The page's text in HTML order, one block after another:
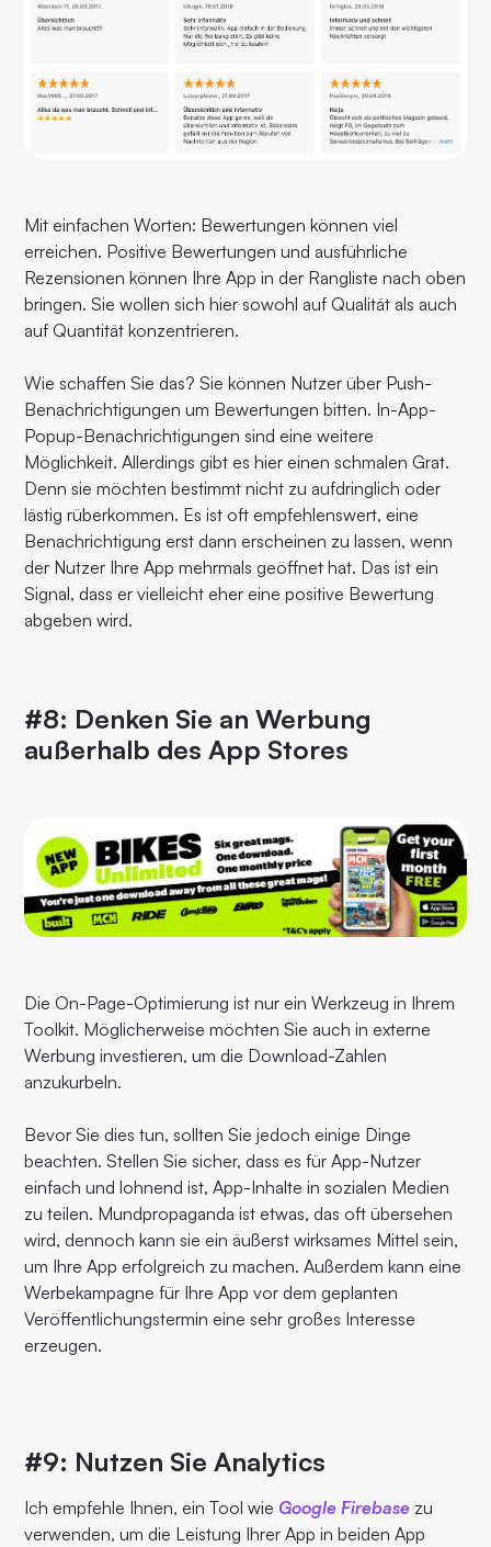
Mit einfachen Worten: Bewertungen können viel
erreichen. Positive Bewertungen und ausführliche
Rezensionen können Ihre App in der Rangliste nach oben
bringen. Sie wollen sich hier sowohl auf Qualität als auch
auf Quantität konzentrieren.
Wie schaffen Sie das? Sie können Nutzer über Push-
Benachrichtigungen um Bewertungen bitten. In-App-
Popup-Benachrichtigungen sind eine weitere
Möglichkeit. Allerdings gibt es hier einen schmalen Grat.
Denn sie möchten bestimmt nicht zu aufdringlich oder
lästig rüberkommen. Es ist oft empfehlenswert, eine
Benachrichtigung erst dann erscheinen zu lassen, wenn
der Nutzer Ihre App mehrmals geöffnet hat. Das ist ein
Signal, dass er vielleicht eher eine positive Bewertung
abgeben wird.
#8: Denken Sie an Werbung
außerhalb des App Stores
Die On-Page-Optimierung ist nur ein Werkzeug in Ihrem
Toolkit. Möglicherweise möchten Sie auch in externe
Werbung investieren, um die Download-Zahlen
anzukurbeln.
Bevor Sie dies tun, sollten Sie jedoch einige Dinge
beachten. Stellen Sie sicher, dass es für App-Nutzer
einfach und lohnend ist, App-Inhalte in sozialen Medien
zu teilen. Mundpropaganda ist etwas, das oft übersehen
wird, dennoch kann sie ein äußerst wirksames Mittel sein,
um Ihre App erfolgreich zu machen. Außerdem kann eine
Werbekampagne für Ihre App vor dem geplanten
Veröffentlichungstermin eine sehr großes Interesse
erzeugen.
#9: Nutzen Sie Analytics
Ich empfehle Ihnen, ein Tool wie Google Firebase zu
verwenden, um die Leistung Ihrer App in beiden App